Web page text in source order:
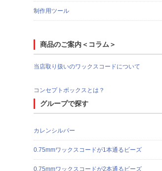
制作用ツール
商品のご案内＜コラム＞
当店取り扱いのワックスコードについて
コンセプトボックスとは？
グループで探す
カレンシルバー
0.75mmワックスコードが1本通るビーズ
0.75mmワックスコードが2本通るビーズ